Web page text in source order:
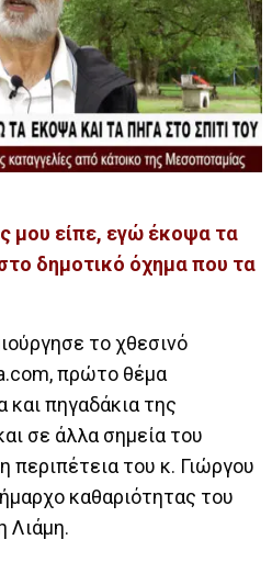
μου είπε, εγώ έκοψα τα
δημοτικό όχημα που τα
τοχθεσινό
πρώτο θέμα
πηγαδάκια της
σε άλλα σημεία του
περιπέτεια του κ. Γιώργου
καθαριότητας του
Λιάμη.